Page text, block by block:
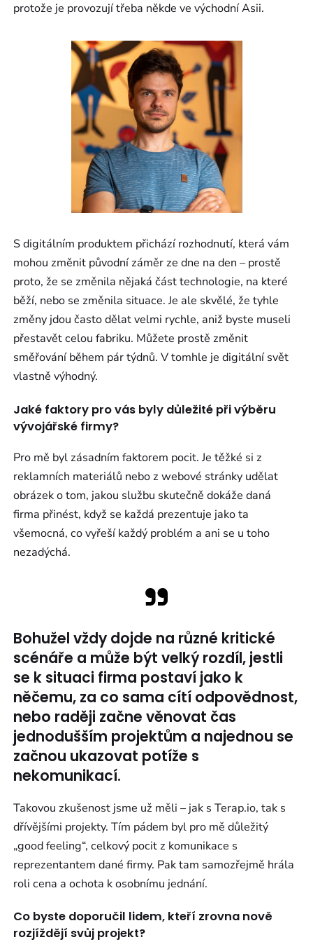
protože je provozují třeba někde ve východní Asii.
S digitálním produktem přichází rozhodnutí, která vám
mohou změnit původní záměr ze dne na den – prostě
proto, že se změnila nějaká část technologie, na které
běží, nebo se změnila situace. Je ale skvělé, že tyhle
změny jdou často dělat velmi rychle, aniž byste museli
přestavět celou fabriku. Můžete prostě změnit
směřování během pár týdnů. V tomhle je digitální svět
vlastně výhodný.
Jaké faktory pro vás byly důležité při výběru
vývojářské firmy?
Pro mě byl zásadním faktorem pocit. Je těžké si z
reklamních materiálů nebo z webové stránky udělat
obrázek o tom, jakou službu skutečně dokáže daná
firma přinést, když se každá prezentuje jako ta
všemocná, co vyřeší každý problém a ani se u toho
nezadýchá.
Bohužel vždy dojde na různé kritické
scénáře a může být velký rozdíl, jestli
se k situaci firma postaví jako k
něčemu, za co sama cítí odpovědnost,
nebo raději začne věnovat čas
jednodušším projektům a najednou se
začnou ukazovat potíže s
nekomunikací.
Takovou zkušenost jsme už měli – jak s Terap.io, tak s
dřívějšími projekty. Tím pádem byl pro mě důležitý
„good feeling“, celkový pocit z komunikace s
reprezentantem dané firmy. Pak tam samozřejmě hrála
roli cena a ochota k osobnímu jednání.
Co byste doporučil lidem, kteří zrovna nově
rozjíždějí svůj projekt?